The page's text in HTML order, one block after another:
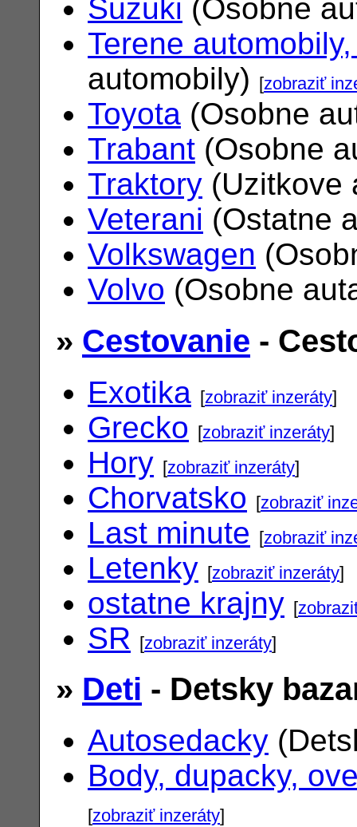
Suzuki (Osobne
Terene
automobily)
[zobraziť
Toyota (Osobne
Trabant (Osobne
Traktory (Uzitkove
Veterani (Ostatne
Volkswagen
Volvo (Osobne
» Cestovanie -
Exotika [zobraziť inzeráty]
Grecko [zobraziť inzeráty]
Hory [zobraziť inzeráty]
Chorvatsko [zobraziť
Last minute [zobraziť
Letenky [zobraziť inzeráty]
ostatne krajny [
SR [zobraziť inzeráty]
» Deti - Detsky
Autosedacky
Body, dupacky,
[zobraziť inzeráty]